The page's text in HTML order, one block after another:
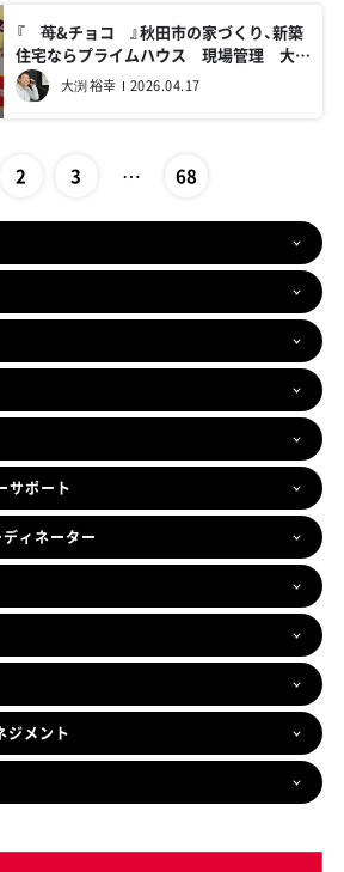
『 苺&チョコ 』秋田市の家づくり、新築
住宅ならプライムハウス 現場管理 大渕
裕幸
大渕 裕幸 2026.04.17
2 3 … 68
ポート
ィネーター
ジメント